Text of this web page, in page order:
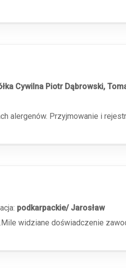
Cywilna Piotr Dąbrowski,
alergenów. Przyjmowanie i
podkarpackie/ Jarosław
widziane doświadczenie